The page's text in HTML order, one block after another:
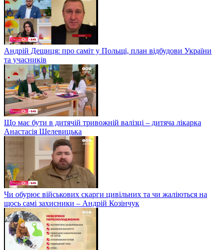
Андрій Дещиця: про саміт у Польщі, план відбудови України
та учасників
Що має бути в дитячій тривожній валізці – дитяча лікарка
Анастасія Шелевицька
Чи обурює військових скарги цивільних та чи жаліються на
щось самі захисники – Андрій Козінчук